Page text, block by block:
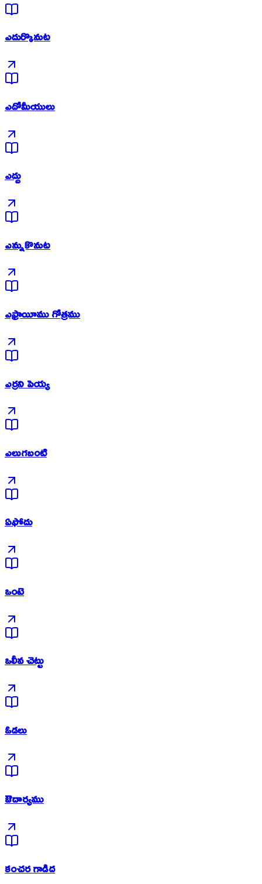
ఎదుర్కొనుట
ఎదోమీయులు
ఎద్దు
ఎన్నుకొనుట
ఎఫ్రాయీము గోత్రము
ఎర్రని పెయ్య
ఎలుగబంటి
ఏఫోదు
ఒంటె
ఒలీవ చెట్టు
ఓడలు
ఔదార్యము
కంచర గాడిద